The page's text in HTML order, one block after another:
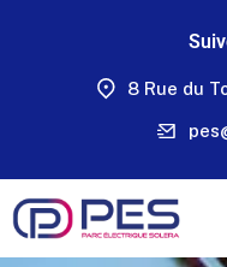
8 Rue du